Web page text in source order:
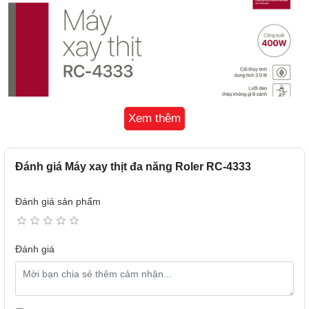
Xem thêm
Đánh giá Máy xay thịt đa năng Roler RC-4333
Đánh giá sản phẩm
Đánh giá